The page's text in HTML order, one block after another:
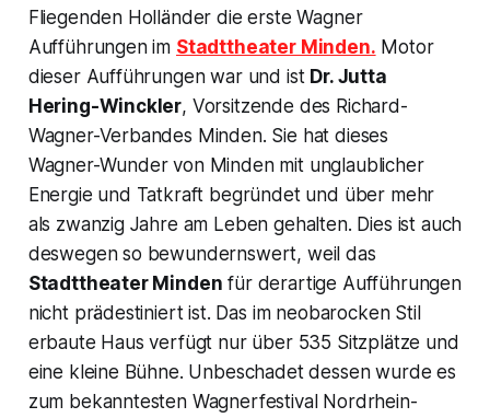
Fliegenden Holländer die erste Wagner
Aufführungen im Stadttheater Minden. Motor
dieser Aufführungen war und ist Dr. Jutta
Hering-Winckler, Vorsitzende des Richard-
Wagner-Verbandes Minden. Sie hat dieses
Wagner-Wunder von Minden mit unglaublicher
Energie und Tatkraft begründet und über mehr
als zwanzig Jahre am Leben gehalten. Dies ist auch
deswegen so bewundernswert, weil das
Stadttheater Minden für derartige Aufführungen
nicht prädestiniert ist. Das im neobarocken Stil
erbaute Haus verfügt nur über 535 Sitzplätze und
eine kleine Bühne. Unbeschadet dessen wurde es
zum bekanntesten WagnerfestivalNordrhein-